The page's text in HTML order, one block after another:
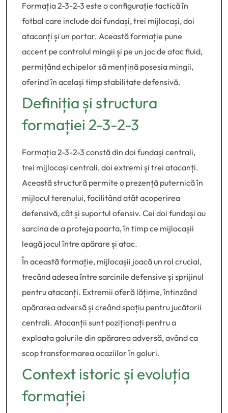
Formația 2-3-2-3 este o configurație tactică în
fotbal care include doi fundași, trei mijlocași, doi
atacanți și un portar. Această formație pune
accent pe controlul mingii și pe un joc de atac fluid,
permițând echipelor să mențină posesia mingii,
oferind în același timp stabilitate defensivă.
Definiția și structura
formației 2-3-2-3
Formația 2-3-2-3 constă din doi fundași centrali,
trei mijlocași centrali, doi extremi și trei atacanți.
Această structură permite o prezență puternică în
mijlocul terenului, facilitând atât acoperirea
defensivă, cât și suportul ofensiv. Cei doi fundași au
sarcina de a proteja poarta, în timp ce mijlocașii
leagă jocul între apărare și atac.
În această formație, mijlocașii joacă un rol crucial,
trecând adesea între sarcinile defensive și sprijinul
pentru atacanți. Extremii oferă lățime, întinzând
apărarea adversă și creând spațiu pentru jucătorii
centrali. Atacanții sunt poziționați pentru a
exploata golurile din apărarea adversă, având ca
scop transformarea ocaziilor în goluri.
Context istoric și evoluția
formației